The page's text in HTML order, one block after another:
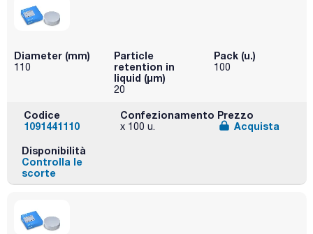
Diameter (mm)
110
Particle
retention in
liquid (μm)
20
Pack (u.)
100
Codice
1091441110
Confezionamento
x 100 u.
Prezzo
Acquista
Disponibilità
Controlla le
scorte